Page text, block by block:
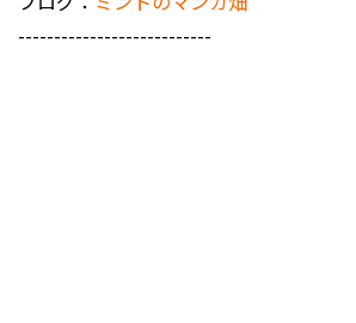
---------------------------